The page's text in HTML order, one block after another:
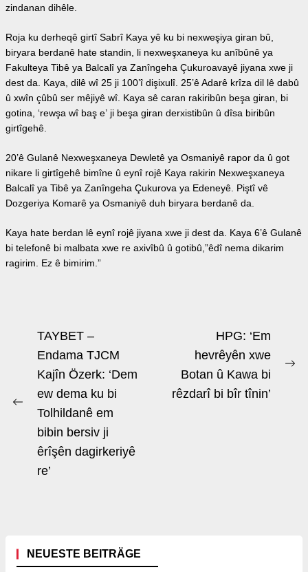
zindanan dihêle.
Roja ku derheqê girtî Sabrî Kaya yê ku bi nexweşiya giran bû,
biryara berdanê hate standin, li nexweşxaneya ku anîbûnê ya
Fakulteya Tibê ya Balcalî ya Zanîngeha Çukuroavayê jiyana xwe ji
dest da. Kaya, dilê wî 25 ji 100’î dişixulî. 25’ê Adarê krîza dil lê dabû
û xwîn çûbû ser mêjiyê wî. Kaya sê caran rakiribûn beşa giran, bi
gotina, ‘rewşa wî baş e’ ji beşa giran derxistibûn û dîsa biribûn
girtîgehê.
20’ê Gulanê Nexweşxaneya Dewletê ya Osmaniyê rapor da û got
nikare li girtîgehê bimîne û eynî rojê Kaya rakirin Nexweşxaneya
Balcalî ya Tibê ya Zanîngeha Çukurova ya Edeneyê. Piştî vê
Dozgeriya Komarê ya Osmaniyê duh biryara berdanê da.
Kaya hate berdan lê eynî rojê jiyana xwe ji dest da. Kaya 6’ê Gulanê
bi telefonê bi malbata xwe re axivîbû û gotibû,”êdî nema dikarim
ragirim. Ez ê bimirim.”
Beitrags-
Navigation
Previous
post:
TAYBET –
Endama TJCM
Kajîn Özerk: ‘Dem
ew dema ku bi
Tolhildanê em
bibin bersiv ji
êrîşên dagirkeriyê
re’
HPG: ‘Em
hevrêyên xwe
Botan û Kawa bi
rêzdarî bi bîr tînin’
NEUESTE BEITRÄGE